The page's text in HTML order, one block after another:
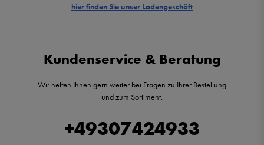
hier finden Sie unser Ladengeschäft
Kundenservice & Beratung
Wir helfen Ihnen gern weiter bei Fragen zu Ihrer Bestellung
und zum Sortiment.
+49307424933